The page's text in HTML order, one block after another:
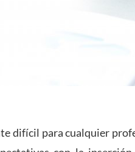
difícil para cualquier